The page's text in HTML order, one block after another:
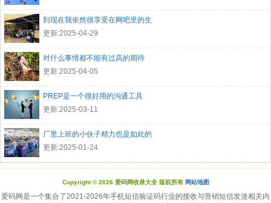
到现在我依然很享受在网吧里的生
更新:2025-04-29
对什么事情都不能有过高的期待
更新:2025-04-05
PREP是一个很好用的沟通工具
更新:2025-03-11
厂里上班的小伙子精力也是如此的
更新:2025-01-24
Copyright © 2026 爱码网收录大全 版权所有 网站地图
爱码网是一个集合了2021-2026年手机短信验证码行业的接收与营销短信发送相关内